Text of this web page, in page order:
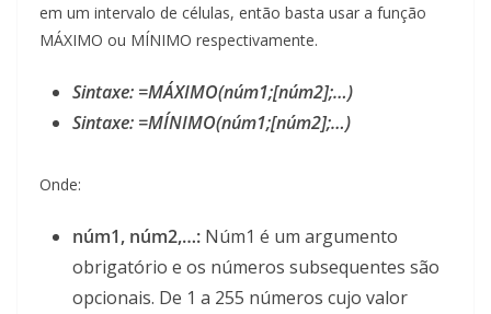
em um intervalo de células, então basta usar a função
MÁXIMO ou MÍNIMO respectivamente.
Sintaxe: =MÁXIMO(núm1;[núm2];…)
Sintaxe: =MÍNIMO(núm1;[núm2];…)
Onde:
núm1, núm2,…: Núm1 é um argumento
obrigatório e os números subsequentes são
opcionais. De 1 a 255 números cujo valor